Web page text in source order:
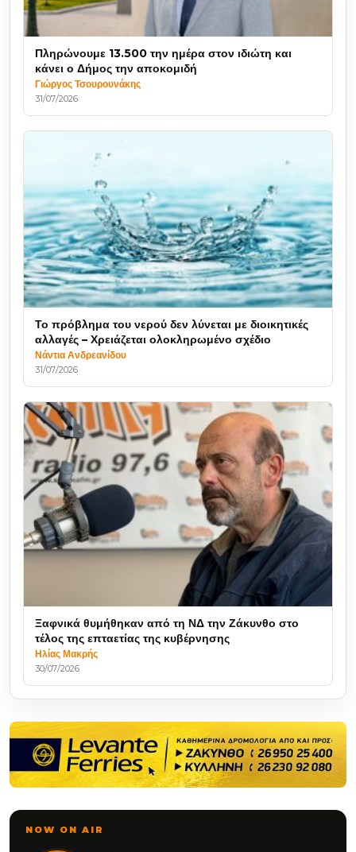
Πληρώνουμε 13.500 την ημέρα στον ιδιώτη και
κάνει ο Δήμος την αποκομιδή
Γιώργος Τσουρουνάκης
31/07/2026
Το πρόβλημα του νερού δεν λύνεται με διοικητικές
αλλαγές – Χρειάζεται ολοκληρωμένο σχέδιο
Νάντια Ανδρεανίδου
31/07/2026
Ξαφνικά θυμήθηκαν από τη ΝΔ την Ζάκυνθο στο
τέλος της επταετίας της κυβέρνησης
Ηλίας Μακρής
30/07/2026
NOW ON AIR